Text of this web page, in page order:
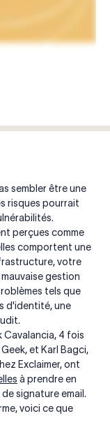
sembler être une
risques pourrait
perçues comme
comportent une
votre
gestion
tels que
d'identité, une
Cavalancia, 4 fois
et Karl Bagci,
Exclaimer, ont
à prendre en
signature email.
voici ce que